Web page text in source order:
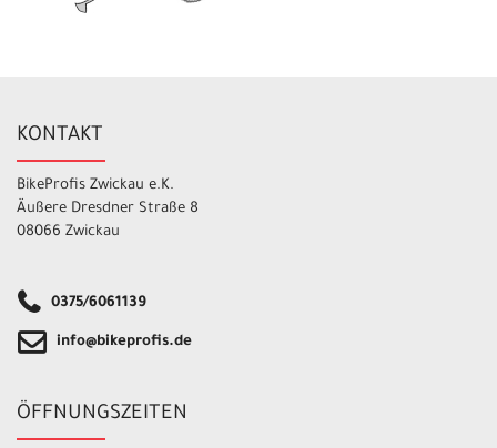
KONTAKT
BikeProfis Zwickau e.K.
Äußere Dresdner Straße 8
08066 Zwickau
0375/6061139
info@bikeprofis.de
ÖFFNUNGSZEITEN